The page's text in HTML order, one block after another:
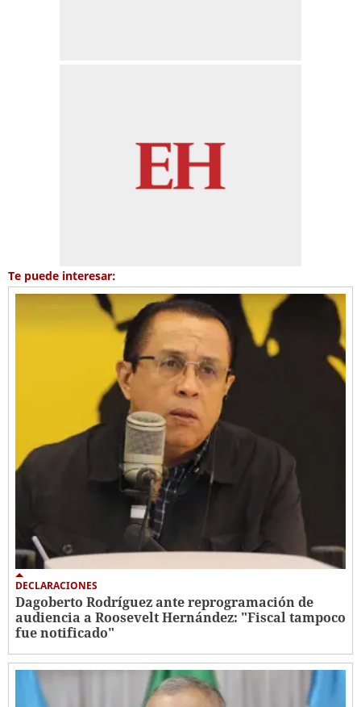
Te puede interesar:
DECLARACIONES
Dagoberto Rodríguez ante reprogramación de
audiencia a Roosevelt Hernández: "Fiscal tampoco
fue notificado"